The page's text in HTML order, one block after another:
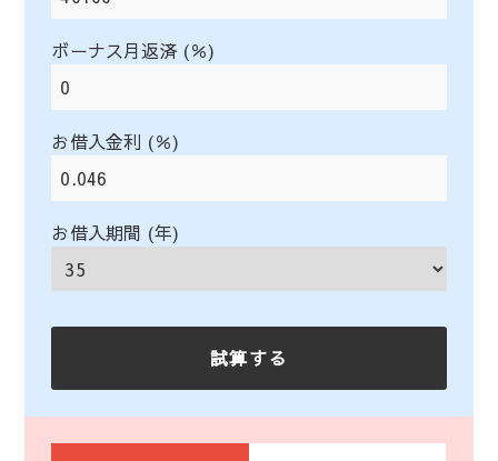
ボーナス月返済 (％)
お借入金利 (％)
お借入期間 (年)